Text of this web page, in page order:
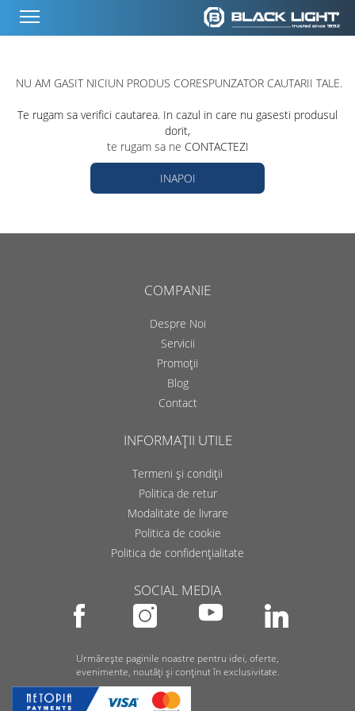
NU AM GASIT NICIUN PRODUS CORESPUNZATOR CAUTARII TALE.
Te rugam sa verifici cautarea. In cazul in care nu gasesti produsul
dorit,
te rugam sa ne CONTACTEZI
INAPOI
COMPANIE
Despre Noi
Servicii
Promoții
Blog
Contact
INFORMAȚII UTILE
Termeni și condiții
Politica de retur
Modalitate de livrare
Politica de cookie
Politica de confidențialitate
SOCIAL MEDIA
Urmărește paginile noastre pentru idei, oferte,
evenimente, noutăți și conținut în exclusivitate.